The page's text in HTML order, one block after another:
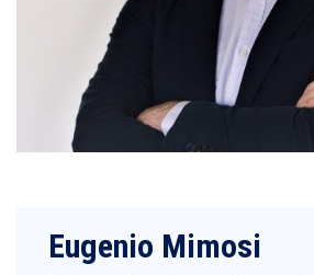
Eugenio Mimosi